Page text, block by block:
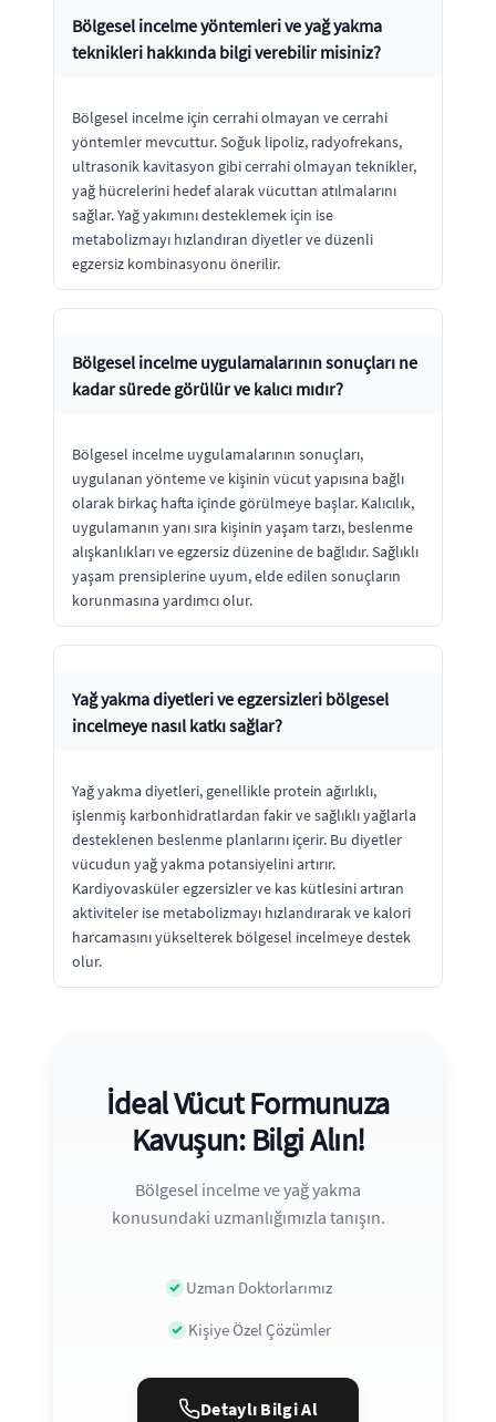
Bölgesel incelme yöntemleri ve yağ yakma
teknikleri hakkında bilgi verebilir misiniz?
Bölgesel incelme için cerrahi olmayan ve cerrahi
yöntemler mevcuttur. Soğuk lipoliz, radyofrekans,
ultrasonik kavitasyon gibi cerrahi olmayan teknikler,
yağ hücrelerini hedef alarak vücuttan atılmalarını
sağlar. Yağ yakımını desteklemek için ise
metabolizmayı hızlandıran diyetler ve düzenli
egzersiz kombinasyonu önerilir.
Bölgesel incelme uygulamalarının sonuçları ne
kadar sürede görülür ve kalıcı mıdır?
Bölgesel incelme uygulamalarının sonuçları,
uygulanan yönteme ve kişinin vücut yapısına bağlı
olarak birkaç hafta içinde görülmeye başlar. Kalıcılık,
uygulamanın yanı sıra kişinin yaşam tarzı, beslenme
alışkanlıkları ve egzersiz düzenine de bağlıdır. Sağlıklı
yaşam prensiplerine uyum, elde edilen sonuçların
korunmasına yardımcı olur.
Yağ yakma diyetleri ve egzersizleri bölgesel
incelmeye nasıl katkı sağlar?
Yağ yakma diyetleri, genellikle protein ağırlıklı,
işlenmiş karbonhidratlardan fakir ve sağlıklı yağlarla
desteklenen beslenme planlarını içerir. Bu diyetler
vücudun yağ yakma potansiyelini artırır.
Kardiyovasküler egzersizler ve kas kütlesini artıran
aktiviteler ise metabolizmayı hızlandırarak ve kalori
harcamasını yükselterek bölgesel incelmeye destek
olur.
İdeal Vücut Formunuza
Kavuşun: Bilgi Alın!
Bölgesel incelme ve yağ yakma
konusundaki uzmanlığımızla tanışın.
Uzman Doktorlarımız
Kişiye Özel Çözümler
Detaylı Bilgi Al